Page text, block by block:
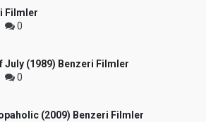
Filmler
0
July (1989) Benzeri Filmler
0
(2009) Benzeri Filmler